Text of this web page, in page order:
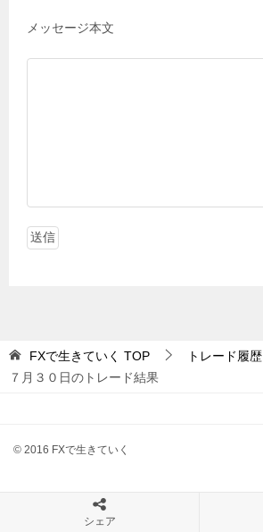
メッセージ本文
FXで生きていく TOP トレード履歴
７月３０日のトレード結果
© 2016 FXで生きていく
シェア